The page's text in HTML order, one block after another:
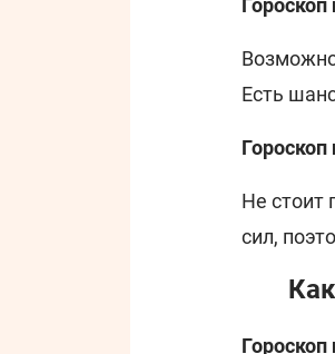
Есть
Не стоит
сил,
Гороскоп